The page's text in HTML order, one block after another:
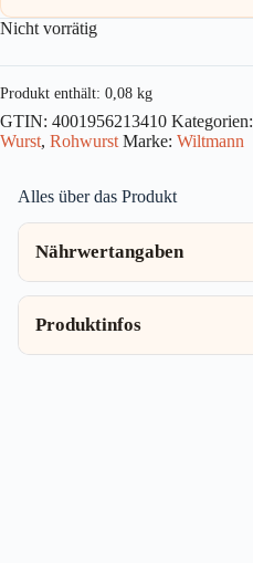
Nicht vorrätig
Produkt enthält: 0,08 kg
GTIN: 4001956213410 Kategorien:
Wurst, Rohwurst Marke: Wiltmann
Alles über das Produkt
Nährwertangaben
Produktinfos